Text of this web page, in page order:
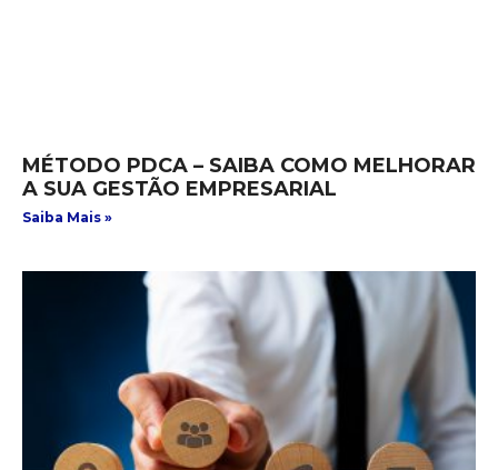
MÉTODO PDCA – SAIBA COMO MELHORAR
A SUA GESTÃO EMPRESARIAL
Saiba Mais »